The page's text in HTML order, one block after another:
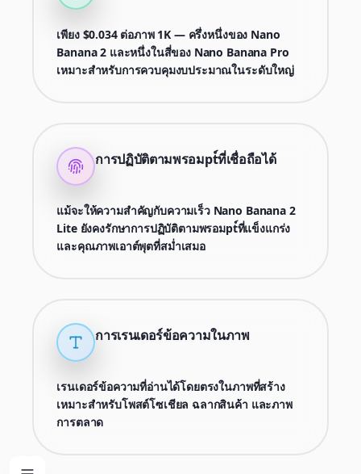
เพียง $0.034 ต่อภาพ 1K — ครึ่งหนึ่งของ Nano
Banana 2 และหนึ่งในสี่ของ Nano Banana Pro
เหมาะสำหรับการควบคุมงบประมาณในระดับใหญ่
การปฏิบัติตามพรอมpt์ที่เชื่อถือได้
แม้จะให้ความสำคัญกับความเร็ว Nano Banana 2
Lite ยังคงรักษาการปฏิบัติตามพรอมpt์ที่แข็งแกร่ง
และคุณภาพเอาต์พุตที่สม่ำเสมอ
การเรนเดอร์ข้อความในภาพ
เรนเดอร์ข้อความที่อ่านได้โดยตรงในภาพที่สร้าง
เหมาะสำหรับโพสต์โซเชียล ฉลากสินค้า และภาพ
การตลาด